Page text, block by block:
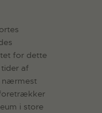
for dette
af
nærmest
i store